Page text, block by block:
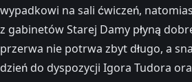
wypadkowi na sali ćwiczeń,
z gabinetów Starej Damy płyną
przerwa nie potrwa zbyt długo, a
dzień do dyspozycji Igora Tudora